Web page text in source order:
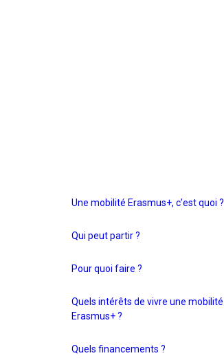
Une mobilité Erasmus+, c’est quoi ?
Qui peut partir ?
Pour quoi faire ?
Quels intérêts de vivre une mobilité
Erasmus+ ?
Quels financements ?